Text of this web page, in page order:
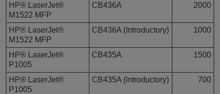
HP® LaserJet®
M1522 MFP
CB436A 2000
HP® LaserJet®
M1522 MFP
CB436A (Introductory) 1000
HP® LaserJet®
P1005
CB435A 1500
HP® LaserJet®
P1005
CB435A (Introductory) 700